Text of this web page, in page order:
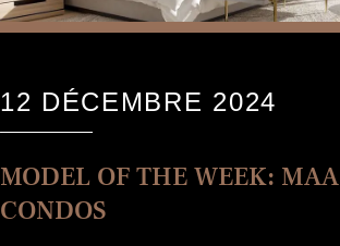
12 DÉCEMBRE 2024
MODEL OF THE WEEK: MAA
CONDOS